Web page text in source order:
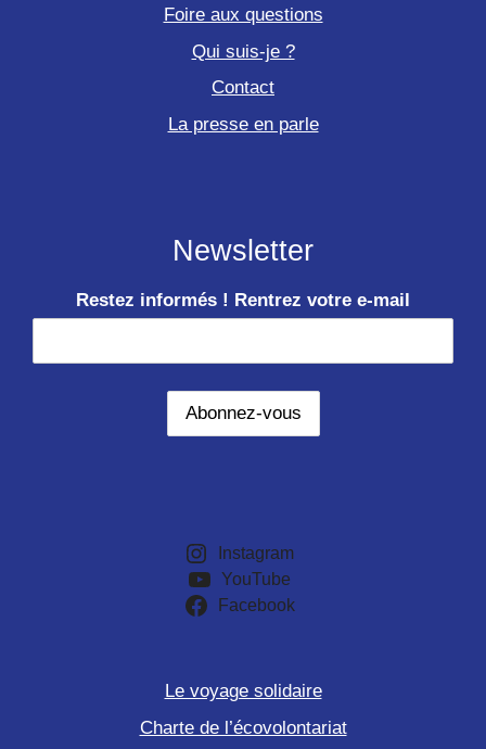
Foire aux questions
Qui suis-je ?
Contact
La presse en parle
Newsletter
Restez informés ! Rentrez votre e-mail
Instagram
YouTube
Facebook
Le voyage solidaire
Charte de l’écovolontariat